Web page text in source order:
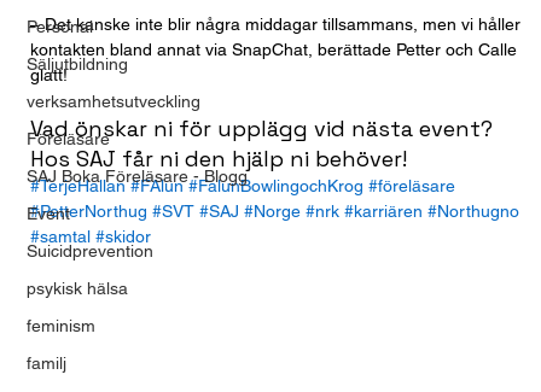
Personal
Säljutbildning
verksamhetsutveckling
Föreläsare
SAJ Boka Föreläsare - Blogg
Event
Suicidprevention
psykisk hälsa
feminism
familj
– Det kanske inte blir några middagar tillsammans, men vi håller
kontakten bland annat via SnapChat, berättade Petter och Calle
glatt!
Vad önskar ni för upplägg vid nästa event?
Hos SAJ får ni den hjälp ni behöver!
#TerjeHallan #FAlun #FalunBowlingochKrog #föreläsare
#PetterNorthug #SVT #SAJ #Norge #nrk #karriären #Northugno
#samtal #skidor